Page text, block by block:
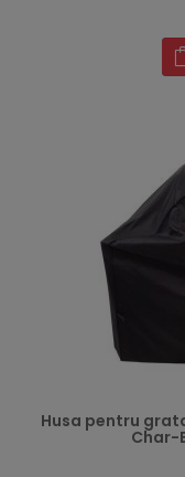
Husa pentru
Char-